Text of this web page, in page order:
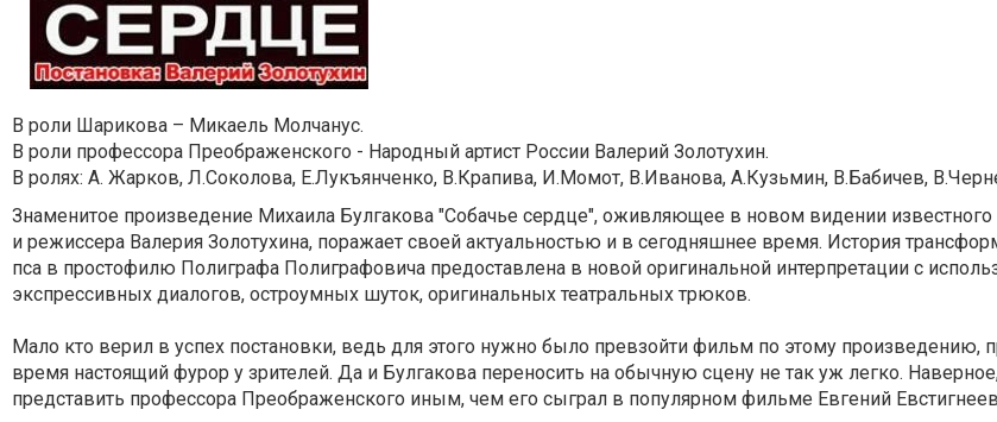
В роли Шарикова – Микаель Молчанус.
В роли профессора Преображенского - Народный артист России Валерий Золотухин.
В ролях: А. Жарков, Л.Соколова, Е.Лукъянченко, В.Крапива, И.Момот, В.Иванова, А.Кузьмин, В.Бабичев,
Знаменитое произведение Михаила Булгакова "Собачье сердце", оживляющее в новом видении известного
и режиссера Валерия Золотухина, поражает своей актуальностью и в сегодняшнее время. История
пса в простофилю Полиграфа Полиграфовича предоставлена в новой оригинальной интерпретации с
экспрессивных диалогов, остроумных шуток, оригинальных театральных трюков.
Мало кто верил в успех постановки, ведь для этого нужно было превзойти фильм по этому произведению,
время настоящий фурор у зрителей. Да и Булгакова переносить на обычную сцену не так уж легко.
представить профессора Преображенского иным, чем его сыграл в популярном фильме Евгений